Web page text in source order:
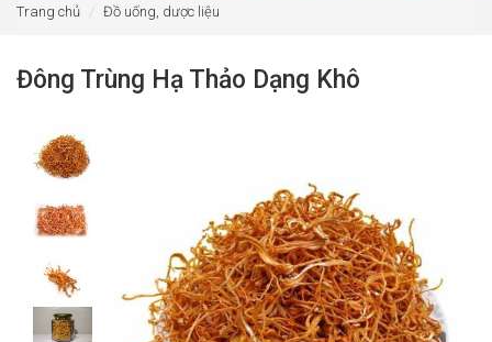
Trang chủ Đồ uống, dược liệu
Đông Trùng Hạ Thảo Dạng Khô